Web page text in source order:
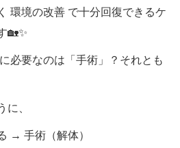
環境の改善 で十分回復できるケ
🏡✨
必要なのは「手術」？それとも
に、
→ 手術（解体）